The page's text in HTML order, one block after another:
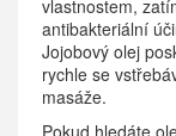
vlastnostem,
antibakteriální
Jojobový olej
rychle se
masáže.